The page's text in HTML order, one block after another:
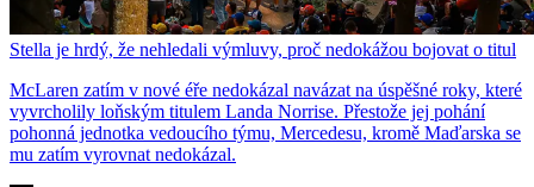
Stella je hrdý, že nehledali výmluvy, proč nedokážou bojovat o titul
McLaren zatím v nové éře nedokázal navázat na úspěšné roky, které
vyvrcholily loňským titulem Landa Norrise. Přestože jej pohání
pohonná jednotka vedoucího týmu, Mercedesu, kromě Maďarska se
mu zatím vyrovnat nedokázal.